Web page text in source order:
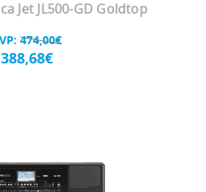
Jet JL500-GD Goldtop
474,00€
388,68€